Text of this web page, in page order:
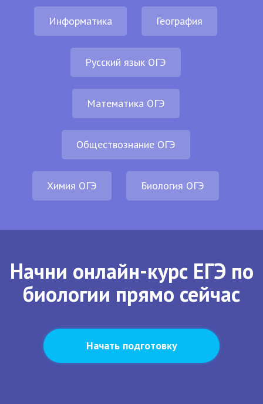
Информатика География
Русский язык ОГЭ
Математика ОГЭ
Обществознание ОГЭ
Химия ОГЭ Биология ОГЭ
Начни онлайн-курс ЕГЭ по
биологии прямо сейчас
Начать подготовку